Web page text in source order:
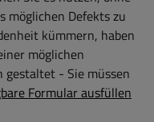
möglichen Defekts zu
kümmern, haben
möglichen
gestaltet - Sie müssen
Formular ausfüllen